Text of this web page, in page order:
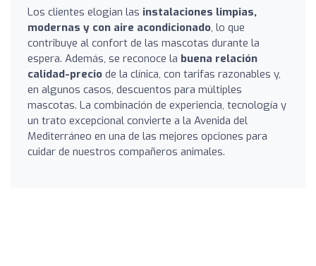
Los clientes elogian las instalaciones limpias,
modernas y con aire acondicionado, lo que
contribuye al confort de las mascotas durante la
espera. Además, se reconoce la buena relación
calidad-precio de la clínica, con tarifas razonables y,
en algunos casos, descuentos para múltiples
mascotas. La combinación de experiencia, tecnología y
un trato excepcional convierte a la Avenida del
Mediterráneo en una de las mejores opciones para
cuidar de nuestros compañeros animales.